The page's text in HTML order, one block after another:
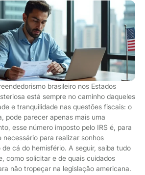
brasileiro nos Estados
está sempre no caminho daqueles
e tranquilidade nas questões fiscais: o
pode parecer apenas mais uma
esse número imposto pelo IRS é, para
necessário para realizar sonhos
cá do hemisfério. A seguir, saiba tudo
como solicitar e de quais cuidados
não tropeçar na legislação americana.